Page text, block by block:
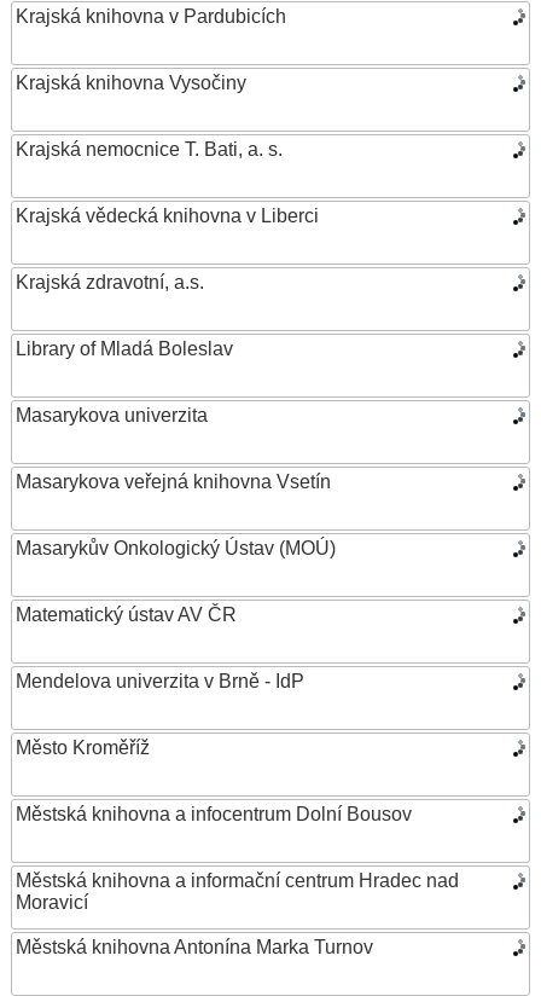
Krajská knihovna v Pardubicích
Krajská knihovna Vysočiny
Krajská nemocnice T. Bati, a. s.
Krajská vědecká knihovna v Liberci
Krajská zdravotní, a.s.
Library of Mladá Boleslav
Masarykova univerzita
Masarykova veřejná knihovna Vsetín
Masarykův Onkologický Ústav (MOÚ)
Matematický ústav AV ČR
Mendelova univerzita v Brně - IdP
Město Kroměříž
Městská knihovna a infocentrum Dolní Bousov
Městská knihovna a informační centrum Hradec nad
Moravicí
Městská knihovna Antonína Marka Turnov